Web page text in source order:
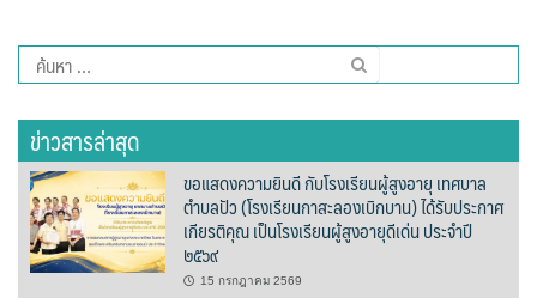
assessment ITA2023
ข้อมูลประชากร
ข้อมูลพื้นฐานของศูนย์บริการนักท่องเที่ยว เทศบาลตำบลปัว
ขั้นตอนการขอรับบริการ
ค้นหา
สำหรับ:
ข่าวสารล่าสุด
ขอแสดงความยินดี กับโรงเรียนผู้สูงอายุ เทศบาล
ตำบลปัว (โรงเรียนกาสะลองเบิกบาน) ได้รับประกาศ
เกียรติคุณ เป็นโรงเรียนผู้สูงอายุดีเด่น ประจำปี
๒๕๖๙
15 กรกฎาคม 2569